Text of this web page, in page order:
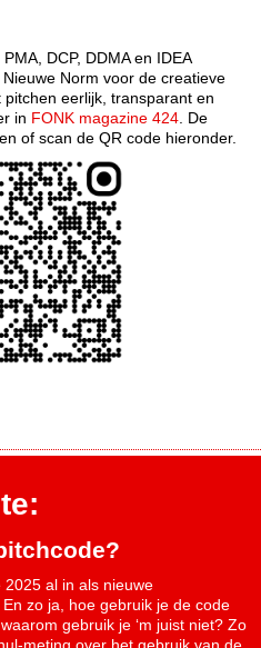
DCP, DDMA en IDEA
Norm voor de creatieve
eerlijk, transparant en
in FONK magazine 424 . De
of scan de QR code hieronder.
al in als nieuwe
zo ja, hoe gebruik je de code
gebruik je ‘m juist niet? Zo